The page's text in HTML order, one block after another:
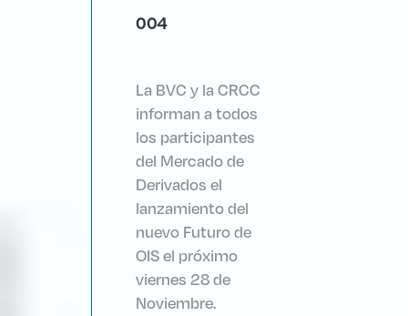
004
La BVC y la CRCC
informan a todos
los participantes
del Mercado de
Derivados el
lanzamiento del
nuevo Futuro de
OIS el próximo
viernes 28 de
Noviembre.